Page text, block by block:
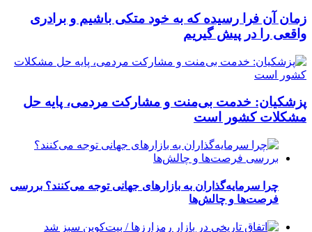
زمان آن فرا رسیده که به خود متکی باشیم و برادری
واقعی را در پیش گیریم
پزشکیان: خدمت بی‌منت و مشارکت مردمی، پایه حل
مشکلات کشور است
چرا سرمایه‌گذاران به بازارهای جهانی توجه می‌کنند؟ بررسی
فرصت‌ها و چالش‌ها